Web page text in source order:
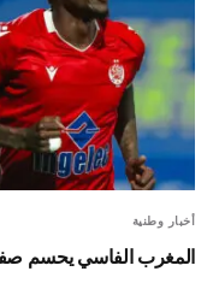
أخبار وطنية
المغرب الفاسي يحسم